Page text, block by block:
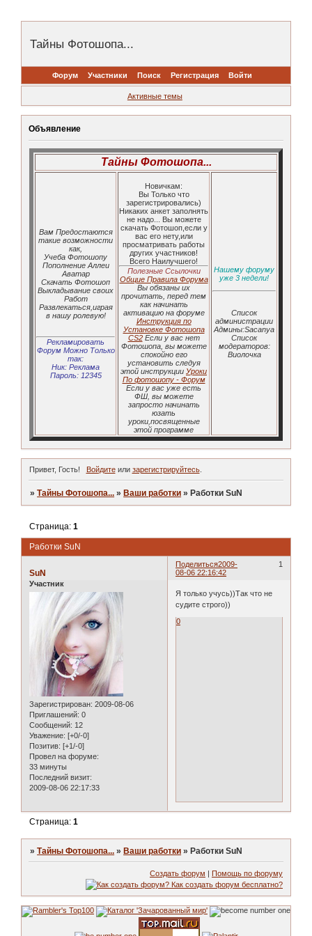
Тайны Фотошопа...
Форум Участники Поиск Регистрация Войти
Активные темы
Объявление
Тайны Фотошопа...
Вам Предостаются
такие возможности
как,
Учеба Фотошопу
Пополнение Аллеи
Аватар
Скачать Фотошоп
Выкладывание своих
Работ
Развлекаться,играя
в нашу ролевую!
Рекламировать
Форум Можно Только
так:
Ник: Реклама
Пароль: 12345
Новичкам:
Вы Только что
зарегистрировались)
Никаких анкет заполнять
не надо... Вы можете
скачать Фотошоп,если у
вас его нету,или
просматривать работы
других участников!
Всего Наилучшего!
Полезные Ссылочки
Общие Правила Форума
Вы обязаны их
прочитать, перед тем
как начинать
активацию на форуме
Инструкция по
Установке Фотошопа
CS2Если у вас нет
Фотошопа, вы можете
спокойно его
установить следуя
этой инструкции Уроки
По фотошопу - Форум
Если у вас уже есть
ФШ, вы можете
запросто начинать
юзать
уроки,посвященные
этой программе
Нашему форуму
уже 3 недели!
Список
администрации
Админы:Sacanya
Список
модераторов:
Виолочка
Привет, Гость! Войдитеили зарегистрируйтесь.
»Тайны Фотошопа... » Ваши работки » Работки SuN
Работки SuN
Страница:1
Поделиться 1
2009-
08-06 22:16:42
SuN
Участник
Зарегистрирован: 2009-08-06
Приглашений: 0
Сообщений: 12
Уважение: [+0/-0]
Позитив: [+1/-0]
Провел на форуме:
33 минуты
Последний визит:
2009-08-06 22:17:33
Я только учусь))Так что не
судите строго))
0
Страница:1
»Тайны Фотошопа... » Ваши работки » Работки SuN
Создать форум | Помощь по форуму